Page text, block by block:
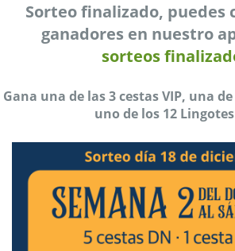
Sorteo finalizado, puedes
ganadores en nuestro
sorteos
Gana una de las 3 cestas VIP, una
uno de los 12